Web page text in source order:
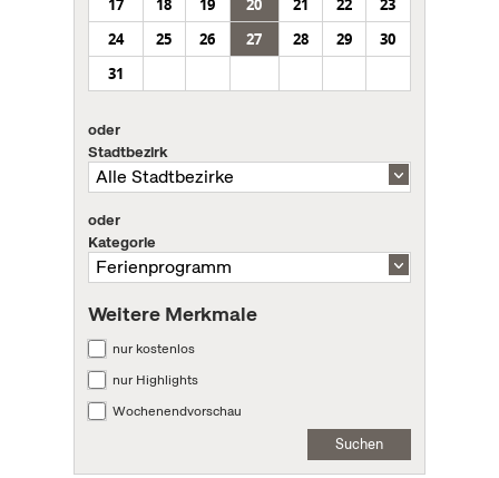
17
18 19 20 21 22
23
24
25 26 27 28 29
30
31
oder
Stadtbezirk
oder
Kategorie
Weitere Merkmale
nur kostenlos
nur Highlights
Wochenendvorschau
Suchen